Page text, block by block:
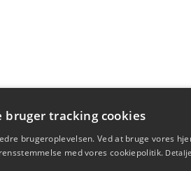
bruger tracking cookies
brugeroplevelsen. Ved at bruge vores
med vores cookiepolitik.